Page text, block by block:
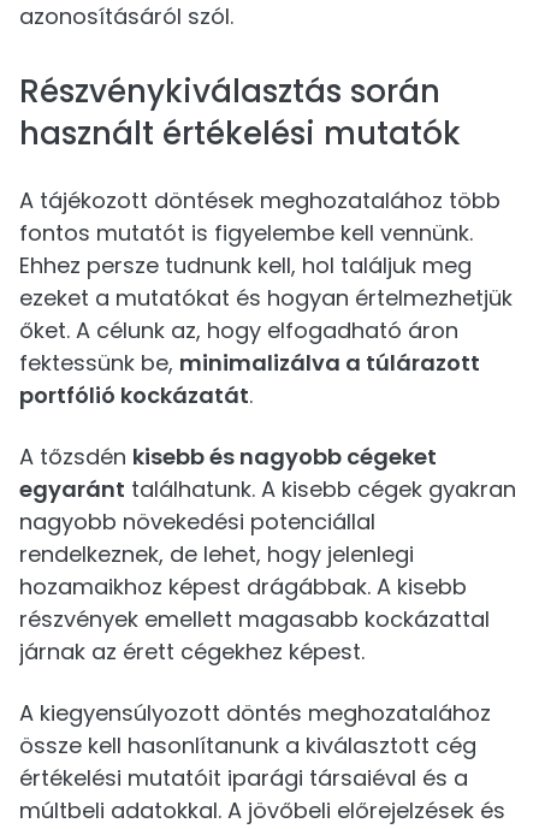
azonosításáról szól.
Részvénykiválasztás során
használt értékelési mutatók
A tájékozott döntések meghozatalához több
fontos mutatót is figyelembe kell vennünk.
Ehhez persze tudnunk kell, hol találjuk meg
ezeket a mutatókat és hogyan értelmezhetjük
őket. A célunk az, hogy elfogadható áron
fektessünk be, minimalizálva a túlárazott
portfólió kockázatát.
A tőzsdén kisebb és nagyobb cégeket
egyaránt találhatunk. A kisebb cégek gyakran
nagyobb növekedési potenciállal
rendelkeznek, de lehet, hogy jelenlegi
hozamaikhoz képest drágábbak. A kisebb
részvények emellett magasabb kockázattal
járnak az érett cégekhez képest.
A kiegyensúlyozott döntés meghozatalához
össze kell hasonlítanunk a kiválasztott cég
értékelési mutatóit iparági társaiéval és a
múltbeli adatokkal. A jövőbeli előrejelzések és